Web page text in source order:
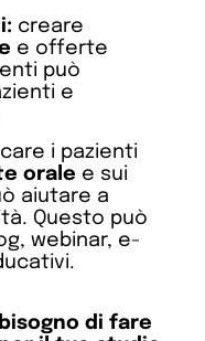
creare
e offerte
può
e
i pazienti
orale e sui
aiutare a
Questo può
webinar, e-
di fare